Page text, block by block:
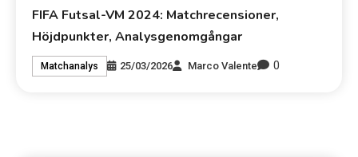
FIFA Futsal-VM 2024: Matchrecensioner,
Höjdpunkter, Analysgenomgångar
Matchanalys 25/03/2026 Marco Valente 0